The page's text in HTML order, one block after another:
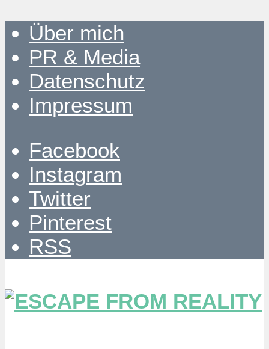
Über mich
PR & Media
Datenschutz
Impressum
Facebook
Instagram
Twitter
Pinterest
RSS